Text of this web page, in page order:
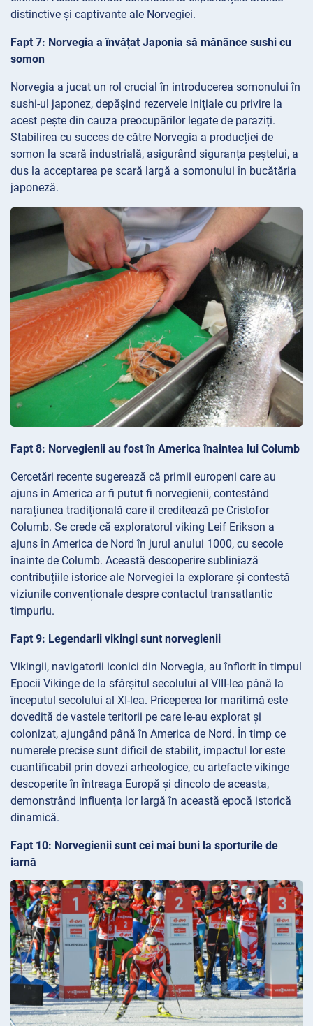
distinctive și captivante ale Norvegiei.
Fapt 7: Norvegia a învățat Japonia să mănânce sushi cu
somon
Norvegia a jucat un rol crucial în introducerea somonului în
sushi-ul japonez, depășind rezervele inițiale cu privire la
acest pește din cauza preocupărilor legate de paraziți.
Stabilirea cu succes de către Norvegia a producției de
somon la scară industrială, asigurând siguranța peștelui, a
dus la acceptarea pe scară largă a somonului în bucătăria
japoneză.
Fapt 8: Norvegienii au fost în America înaintea lui Columb
Cercetări recente sugerează că primii europeni care au
ajuns în America ar fi putut fi norvegienii, contestând
narațiunea tradițională care îl creditează pe Cristofor
Columb. Se crede că exploratorul viking Leif Erikson a
ajuns în America de Nord în jurul anului 1000, cu secole
înainte de Columb. Această descoperire subliniază
contribuțiile istorice ale Norvegiei la explorare și contestă
viziunile convenționale despre contactul transatlantic
timpuriu.
Fapt 9: Legendarii vikingi sunt norvegienii
Vikingii, navigatorii iconici din Norvegia, au înflorit în timpul
Epocii Vikinge de la sfârșitul secolului al VIII-lea până la
începutul secolului al XI-lea. Priceperea lor maritimă este
dovedită de vastele teritorii pe care le-au explorat și
colonizat, ajungând până în America de Nord. În timp ce
numerele precise sunt dificil de stabilit, impactul lor este
cuantificabil prin dovezi arheologice, cu artefacte vikinge
descoperite în întreaga Europă și dincolo de aceasta,
demonstrând influența lor largă în această epocă istorică
dinamică.
Fapt 10: Norvegienii sunt cei mai buni la sporturile de
iarnă